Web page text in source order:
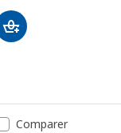
Comparer